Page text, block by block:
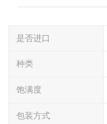
是否进口
种类
饱满度
包装方式